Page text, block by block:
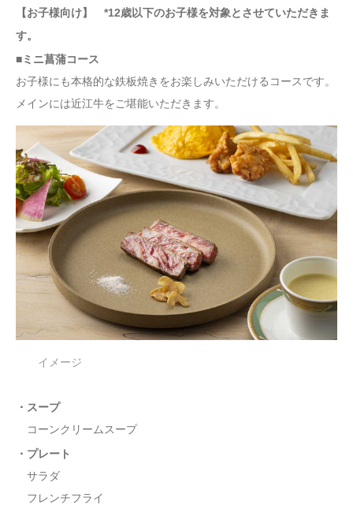
【お子様向け】 *12歳以下のお子様を対象とさせていただきま
す。
■ミニ菖蒲コース
お子様にも本格的な鉄板焼きをお楽しみいただけるコースです。
メインには近江牛をご堪能いただきます。
イメージ
・スープ
コーンクリームスープ
・プレート
サラダ
フレンチフライ